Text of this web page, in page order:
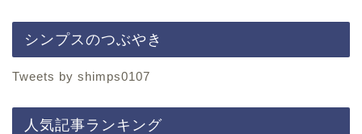
シンプスのつぶやき
Tweets by shimps0107
人気記事ランキング